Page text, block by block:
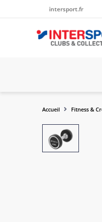
intersport.fr
Accueil Fitness &